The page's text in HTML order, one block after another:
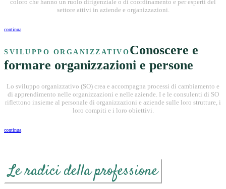
coloro che hanno un ruolo dirigenziale o di coordinamento e per esperti del
settore attivi in aziende e organizzazioni.
continua
SVILUPPO ORGANIZZATIVO Conoscere e
formare organizzazioni e persone
Lo sviluppo organizzativo (SO) crea e accompagna processi di cambiamento e
di apprendimento nelle organizzazioni e nelle aziende. I e le consulenti di SO
riflettono insieme al personale di organizzazioni e aziende sulle loro strutture, i
loro compiti e i loro obiettivi.
continua
Le radici della professione